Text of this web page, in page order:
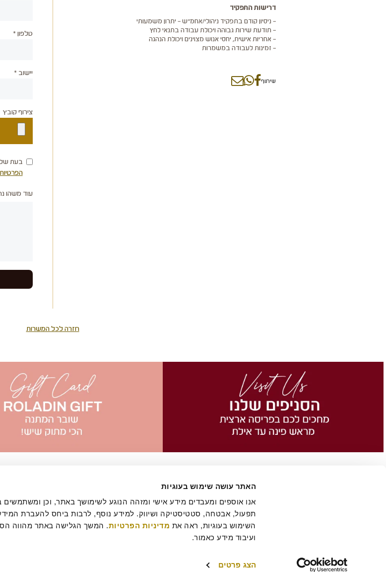
האתר עושה שימוש בעוגיות
השימוש בעוגיות, ראה את מדיניות הפרטיות
ועיבוד מידע כאמור.
הצג פרטים
דרישות התפקיד
– ניסיון קודם בתפקיד ניהולי/אחמ"ש – יתרון משמעותי
– תודעת שירות גבוהה ויכולת עבודה בתנאי לחץ
– אחריות אישית, יחסי אנוש מצוינים ויכולת הנהגה
– זמינות לעבודה במשמרות
שיתוף
טלפון *
יישוב *
צירוף קובץ
בעת
הפרטיות
עוד משהו
חזרה לכל המשרות
הצהרת נגישות מדיניות פרטיות ביטול עסקה מדיניות ביטולים וסדנאות שאלות ותשובות
דרושים
תקנון מדיניות מצלמות אבטחה